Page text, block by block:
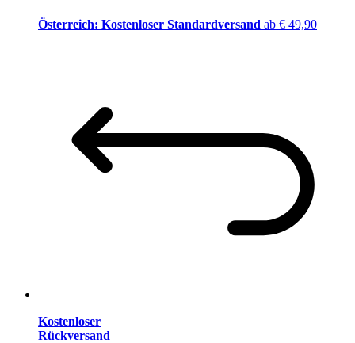
Österreich: Kostenloser Standardversand ab € 49,90
Kostenloser
Rückversand